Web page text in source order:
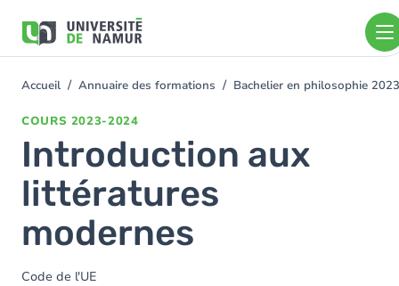
contenu
You
Accueil Annuaire des formations Bachelier en philosophie
COURS 2023-2024
Introduction aux
littératures
modernes
Code de l'UE